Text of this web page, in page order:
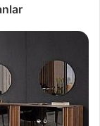
ve beyaz
ile birlikte,
gerekir.
eşyalar, taşıma